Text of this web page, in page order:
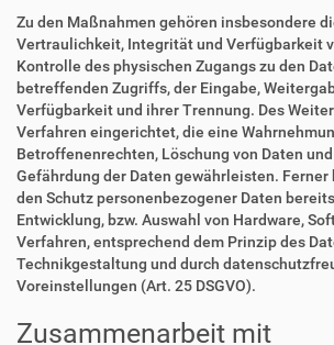
Zu den Maßnahmen gehören insbesondere
Vertraulichkeit, Integrität und Verfügbarkeit
Kontrolle des physischen Zugangs zu den
betreffenden Zugriffs, der Eingabe,
Verfügbarkeit und ihrer Trennung. Des
Verfahren eingerichtet, die eine
Betroffenenrechten, Löschung von Daten
Gefährdung der Daten gewährleisten.
den Schutz personenbezogener Daten
Entwicklung, bzw. Auswahl von Hardware,
Verfahren, entsprechend dem Prinzip des
Technikgestaltung und durch
Voreinstellungen (Art. 25 DSGVO).
Zusammenarbeit mit